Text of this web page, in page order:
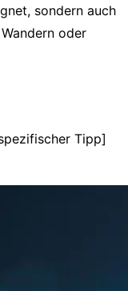
sondern auch
oder
Tipp]